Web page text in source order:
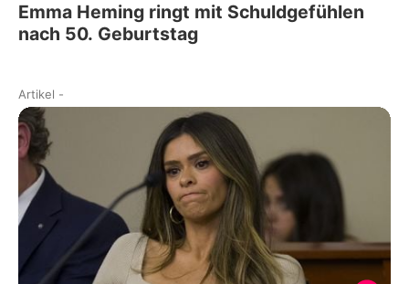
Emma Heming ringt mit Schuldgefühlen
nach 50. Geburtstag
Artikel -